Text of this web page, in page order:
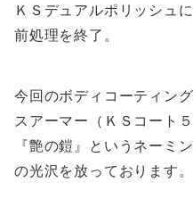
ＫＳデュアルポリッシュ
前処理を終了。
今回のボディコーティン
スアーマー（ＫＳコート
『艶の鎧』というネーミ
の光沢を放っております。